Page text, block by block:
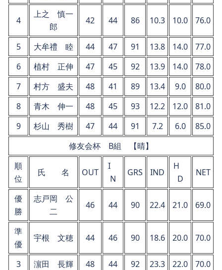
4
上之 慎一
郎
42 44 86 10.3 10.0 76.0
5 大牟禮 睦 44 47 91 13.8 14.0
77.0
6
植村 正伸 47 45 92 13.9 14.0
78.0
7
村方 盛夫 48 41 89 13.4 9.0
80.0
8
青木 伸一 48 45 93 12.2 12.0
81.0
9
杉山 秀樹 47 44 91 7.2 6.0
85.0
修友会杯 B組 【晴】
順
位
氏 名 OUT
I
N
GRS IND
H
D
NET
優
勝
志戸岡 公
二
46 44 90 22.4 21.0 69.0
準
優
宇根 文穂 44 46 90 18.6 20.0 70.0
3 濵田 長輝 48 44 92 23.3 22.0
70.0